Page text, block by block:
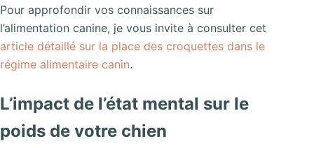
Pour approfondir vos connaissances sur
l’alimentation canine, je vous invite à consulter cet
article détaillé sur la place des croquettes dans le
régime alimentaire canin.
L’impact de l’état mental sur le
poids de votre chien